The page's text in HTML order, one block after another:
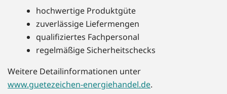
hochwertige Produktgüte
zuverlässige Liefermengen
qualifiziertes Fachpersonal
regelmäßige Sicherheitschecks
Weitere Detailinformationen unter
www.guetezeichen-energiehandel.de.